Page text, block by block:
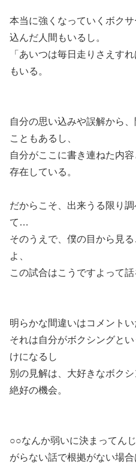
本当に強くなっていくボク
込んだ人間もいるし。
「あいつは毎日走りさえす
もいる。
自分の思い込みや誤解から
こともあるし、
自分がここに書き連ねた内
存在している。
だからこそ、出来うる限り
て…
そのうえで、僕の目から見
よ、
この試合はこうですよって話
明らかな間違いはコメントい
それは自分がボクシングと
けになるし
別の見解は、大好きなボク
絶好の機会。
○○なんか弱いに決まってん
がらない話で根拠がない場合